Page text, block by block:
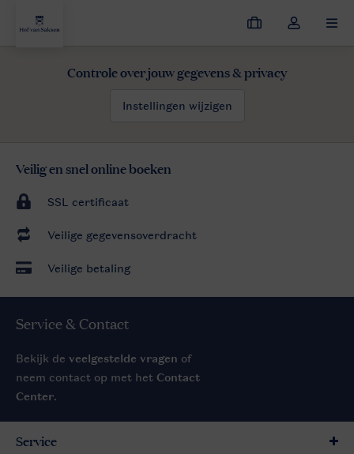
Mijn
Open
Hof van Saksen Aanbiedingen Last minutes
Controle over jouw gegevens & privacy
Instellingen wijzigen
Veilig en snel online boeken
SSL certificaat
Veilige gegevensoverdracht
Veilige betaling
Service & Contact
Bekijk de veelgestelde vragen of
neem contact op met het Contact
Center.
Service